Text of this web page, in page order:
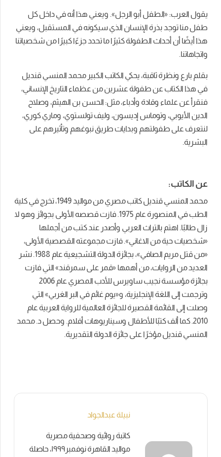
يقول العرب: «الطفل أبو الرجل». ويعني هذا أنه في داخل كل
طفل منا توجد بذرة الإنسان الذي سيكونه في المستقبل، ويعني
هذا أيضًا أن أحداث الطفولة كثيرًا ما تحدد جزءًا كبيرًا من شخصياتنا
واتجاهاتنا.
بقلم بارع ونظرة ثاقبة، يحكي الكاتب الكبير محمد المنسي قنديل
في هذا الكتاب عن طفولة عشرين من عظماء التاريخ الإنساني،
فنقرأ عن علماء وقادة وأدباء، مثل: الحسن بن الهيثم، وصلاح
الدين الأيوبي، وتوماس إديسون، وليف تولستوي، وماري كوري،
لنتعرف على طفولتهم وبدايات طريق نبوغهم وتأثيرهم على
البشرية.
عن الكاتب:
محمد المنسي قنديل كاتب مصري من مواليد 1949، تخرج في كلية
الطب في المنصورة عام 1975. فازت قصصه الأولى بجوائز وهو لا
زال طالبًا. اهتم بالتراث العربي وأصدر عند كتب من أجملها
«شخصيات حية من الاغاني». فازت مجموعته القصصية الأولى،
«من قتل مريم الصافي»، بجائزة الدولة التشجيعية عام 1988. نشر
العديد من الروايات، من أهمها «قمر على سمرقند» التي فازت
بجائزة مؤسسة نجيب ساويرس للأدب المصري عام 2006
وترجمت إلى اللغة الإنجليزية، و«يوم غائم في البر الغربي» التي
وصلت إلى القائمة القصيرة للجائزة العالمية للرواية العربية عام
2010. كما ألف كتبًا للأطفال وسيناريوهات أفلام. وحصل د. محمد
المنسي قنديل مؤخرًا على جائزة الدولة التقديرية.
نبيلة عبدالجواد
كاتبة روائية وصحفية مصرية
مواليد القاهرة نوفمبر١٩٩٩، حاصلة